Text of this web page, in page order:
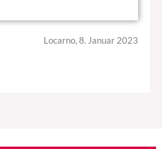
Locarno, 8. Januar 2023